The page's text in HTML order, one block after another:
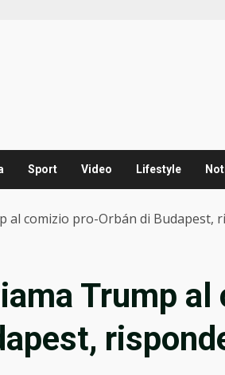
Sport Video Lifestyle
al comizio pro-Orbán di
Trump